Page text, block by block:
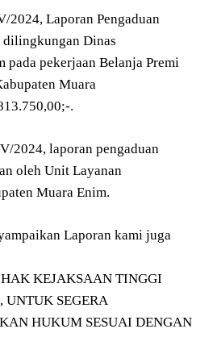
2024, Laporan Pengaduan
dilingkungan Dinas
pada pekerjaan Belanja Premi
Muara
.
2024, laporan pengaduan
oleh Unit Layanan
Muara Enim.
Laporan kami juga
KEJAKSAAN TINGGI
UNTUK SEGERA
HUKUM SESUAI DENGAN